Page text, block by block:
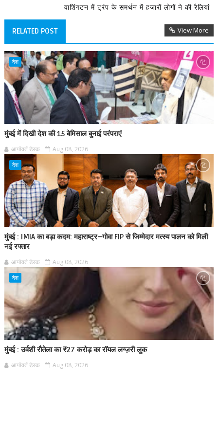
वाशिंगटन में ट्रंप के समर्थन में हजारों लोगों ने की रैलियां
RELATED POST View More
देश
मुंबई में दिखी देश की 15 बेमिसाल बुनाई परंपराएं
आर्यावर्त डेस्क Aug 08, 2026
देश
मुंबई : IMIA का बड़ा कदम: महाराष्ट्र–गोवा FIP से जिम्मेदार मत्स्य पालन को मिली
नई रफ्तार
आर्यावर्त डेस्क Aug 08, 2026
देश
मुंबई : उर्वशी रौतेला का ₹27 करोड़ का रॉयल लग्ज़री लुक
आर्यावर्त डेस्क Aug 08, 2026